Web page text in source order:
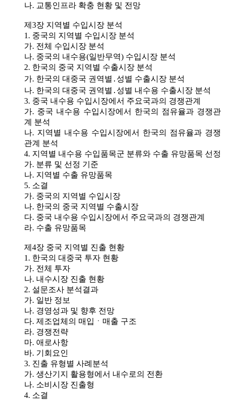
나. 교통인프라 확충 현황 및 전망
제3장 지역별 수입시장 분석
1. 중국의 지역별 수입시장 분석
가. 전체 수입시장 분석
나. 중국의 내수용(일반무역) 수입시장 분석
2. 한국의 중국 지역별 수출시장 분석
가. 한국의 대중국 권역별․성별 수출시장 분석
나. 한국의 대중국 권역별․성별 내수용 수출시장 분석
3. 중국 내수용 수입시장에서 주요국과의 경쟁관계
가. 중국 내수용 수입시장에서 한국의 점유율과 경쟁관
계 분석
나. 지역별 내수용 수입시장에서 한국의 점유율과 경쟁
관계 분석
4. 지역별 내수용 수입품목군 분류와 수출 유망품목 선정
가. 분류 및 선정 기준
나. 지역별 수출 유망품목
5. 소결
가. 중국의 지역별 수입시장
나. 한국의 중국 지역별 수출시장
다. 중국 내수용 수입시장에서 주요국과의 경쟁관계
라. 수출 유망품목
제4장 중국 지역별 진출 현황
1. 한국의 대중국 투자 현황
가. 전체 투자
나. 내수시장 진출 현황
2. 설문조사 분석결과
가. 일반 정보
나. 경영성과 및 향후 전망
다. 제조업체의 매입ㆍ매출 구조
라. 경쟁전략
마. 애로사항
바. 기회요인
3. 진출 유형별 사례분석
가. 생산기지 활용형에서 내수로의 전환
나. 소비시장 진출형
4. 소결